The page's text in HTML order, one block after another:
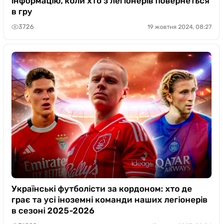
в гру
3726 19 жовтня 2024, 08:27
Українські футболісти за кордоном: хто де
грає та усі іноземні команди наших легіонерів
в сезоні 2025-2026